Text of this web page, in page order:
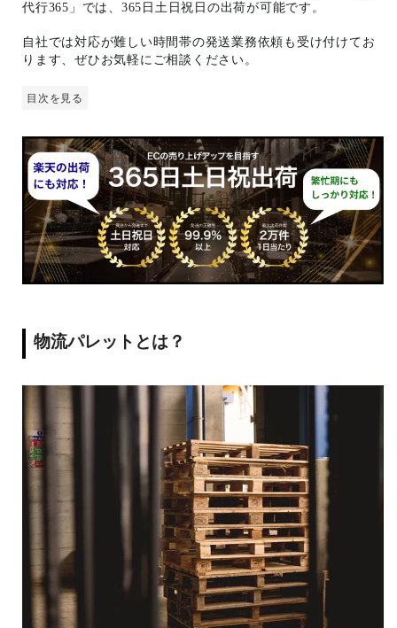
代行365」では、365日土日祝日の出荷が可能です。
自社では対応が難しい時間帯の発送業務依頼も受け付けてお
ります、ぜひお気軽にご相談ください。
目次を見る
物流パレットとは？